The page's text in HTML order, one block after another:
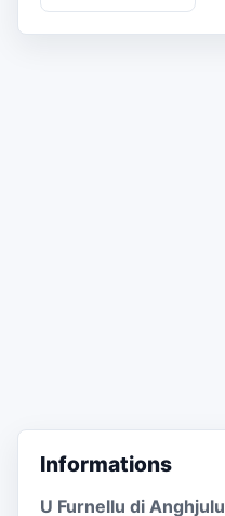
Informations
U Furnellu di Anghjulu